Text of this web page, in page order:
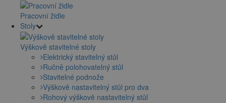
Pracovní židle
Stoly
Výškově stavitelné stoly
Elektrický stavitelný stůl
Ručně polohovatelný stůl
Stavitelné podnože
Výškově nastavitelný stůl pro dva
Rohový výškově nastavitelný stůl